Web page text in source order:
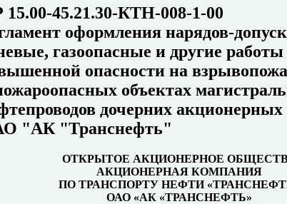
45.21.30-КТН-008-1-00
оформления нарядов-
газоопасные и другие работы
опасности на
объектах
дочерних
"АК "Транснефть"
ОТКРЫТОЕ АКЦИОНЕРНОЕ
АКЦИОНЕРНАЯ КОМПАНИЯ
ПО ТРАНСПОРТУ НЕФТИ
ОАО «АК «ТРАНСНЕФТЬ»